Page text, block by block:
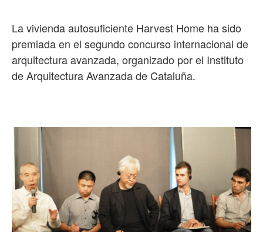
La vivienda autosuficiente Harvest Home ha sido
premiada en el segundo concurso internacional de
arquitectura avanzada, organizado por el Instituto
de Arquitectura Avanzada de Cataluña.